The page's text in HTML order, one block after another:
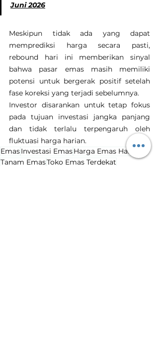
Juni 2026
Meskipun tidak ada yang dapat
memprediksi harga secara pasti,
rebound hari ini memberikan sinyal
bahwa pasar emas masih memiliki
potensi untuk bergerak positif setelah
fase koreksi yang terjadi sebelumnya.
Investor disarankan untuk tetap fokus
pada tujuan investasi jangka panjang
dan tidak terlalu terpengaruh oleh
fluktuasi harga harian.
EmasInvestasi EmasHarga Emas Hari Ini
Tanam EmasToko Emas Terdekat